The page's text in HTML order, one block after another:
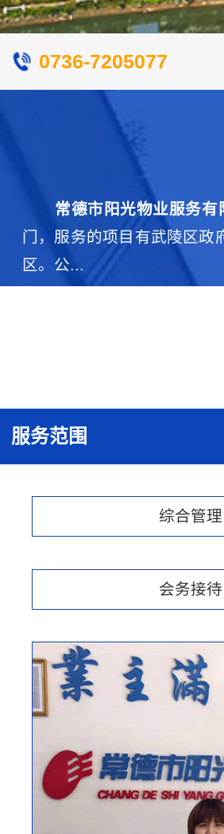
0736-7205077
常德市阳光物业服务有
门，服务的项目有武陵区政
区。公...
服务范围
综合管理
会务接待